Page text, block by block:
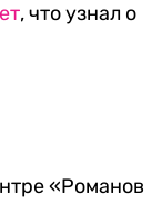
, что узнал о
«Романов